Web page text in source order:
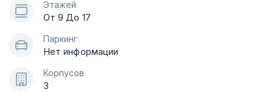
Этажей
От 9 До 17
Паркинг
Нет информации
Корпусов
3